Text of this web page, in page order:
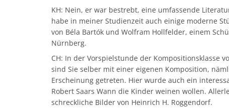
KH: Nein, er war bestrebt, eine umfassende
habe in meiner Studienzeit auch einige moderne
von Béla Bartók und Wolfram Hollfelder, einem
Nürnberg.
CH: In der Vorspielstunde der Kompositionsklasse
sind Sie selber mit einer eigenen Komposition,
Erscheinung getreten. Hier wurde auch ein
Robert Saars Wann die Kinder weinen wollen.
schreckliche Bilder von Heinrich H. Roggendorf.